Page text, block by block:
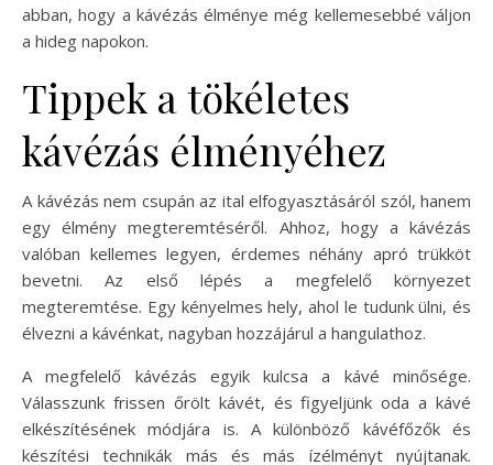
abban, hogy a kávézás élménye még kellemesebbé váljon
a hideg napokon.
Tippek a tökéletes
kávézás élményéhez
A kávézás nem csupán az ital elfogyasztásáról szól, hanem
egy élmény megteremtéséről. Ahhoz, hogy a kávézás
valóban kellemes legyen, érdemes néhány apró trükköt
bevetni. Az első lépés a megfelelő környezet
megteremtése. Egy kényelmes hely, ahol le tudunk ülni, és
élvezni a kávénkat, nagyban hozzájárul a hangulathoz.
A megfelelő kávézás egyik kulcsa a kávé minősége.
Válasszunk frissen őrölt kávét, és figyeljünk oda a kávé
elkészítésének módjára is. A különböző kávéfőzők és
készítési technikák más és más ízélményt nyújtanak.